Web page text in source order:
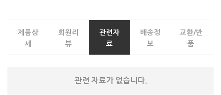
제품상
세
회원리
뷰
관련자
료
배송정
보
교환/반
품
관련 자료가 없습니다.